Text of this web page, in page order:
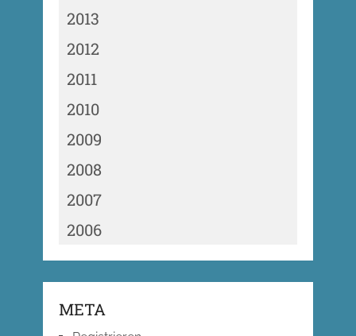
2013
2012
2011
2010
2009
2008
2007
2006
META